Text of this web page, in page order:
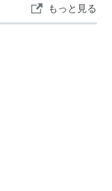
いたイワシは最
もっと見る